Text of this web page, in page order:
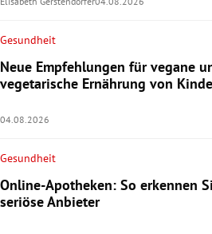
Gesundheit
Neue Empfehlungen für vegane
vegetarische Ernährung von
04.08.2026
Gesundheit
Online-Apotheken: So erkennen
seriöse Anbieter